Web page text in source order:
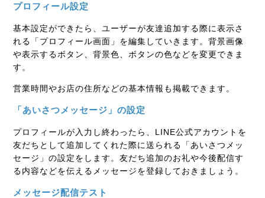
プロフィール設定
基本設定ができたら、ユーザーが友達追加する際に表示さ
れる「プロフィール画面」を編集していきます。背景画像
や表示するボタン、背景色、ボタンの色などを変更できま
す。
営業時間やお店の住所などの基本情報も掲載できます。
「あいさつメッセージ」の設定
プロフィールが入力し終わったら、LINE公式アカウントを
友だちとして追加してくれた際に送られる「あいさつメッ
セージ」の設定をします。友だち追加のお礼や今後配信す
る内容などを伝えるメッセージを登録しておきましょう。
メッセージ配信テスト